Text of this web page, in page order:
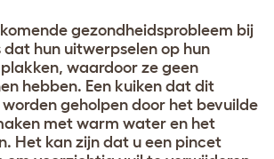
gezondheidsprobleem bij
dat hun uitwerpselen op hun
waardoor ze geen
hebben. Een kuiken dat dit
geholpen door het bevuilde
met warm water en het
Het kan zijn dat u een pincet